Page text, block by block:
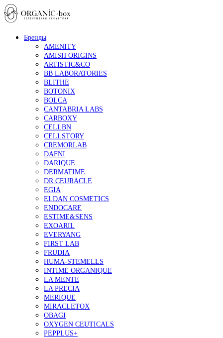
Бренды
AMENITY
AMISH ORIGINS
ARTISTIC&CO
BB LABORATORIES
BLITHE
BOTONIX
BOLCA
CANTABRIA LABS
CARBOXY
CELLBN
CELLSTORY
CREMORLAB
DAFNI
DARIQUE
DERMATIME
DR.CEURACLE
EGIA
ELDAN COSMETICS
ENDOCARE
ESTIME&SENS
EXOARIL
EVERYANG
FIRST LAB
FRUDIA
HUMA-STEMELLS
INTIME ORGANIQUE
LA MENTE
LA PRECIA
MERIQUE
MIRACLETOX
OBAGI
OXYGEN CEUTICALS
PEPPLUS+